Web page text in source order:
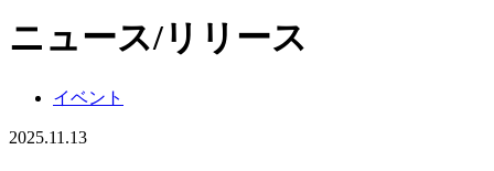
ニュース/リリース
イベント
2025.11.13